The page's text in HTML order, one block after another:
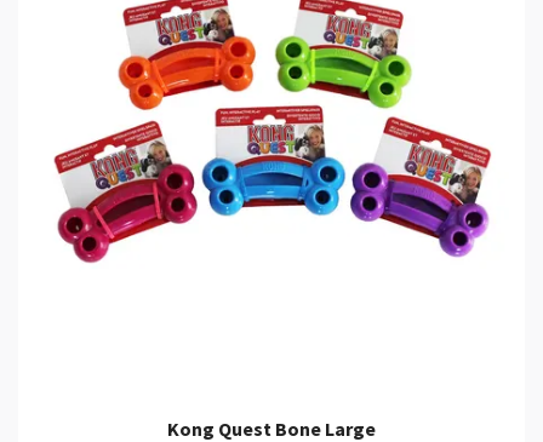
Kong Quest Bone Large